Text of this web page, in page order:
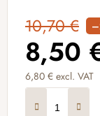
10,70 €
8,50
6,80 € excl. VAT